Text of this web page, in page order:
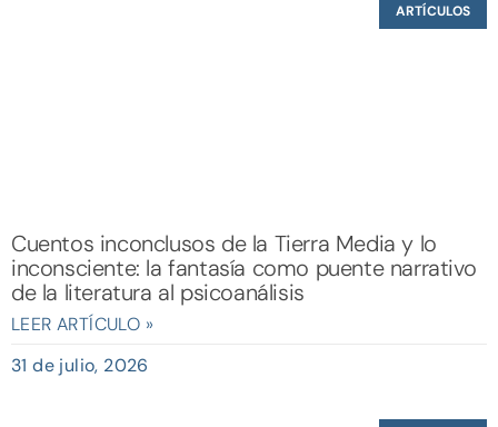
ARTÍCULOS
Cuentos inconclusos de la Tierra Media y lo
inconsciente: la fantasía como puente narrativo
de la literatura al psicoanálisis
LEER ARTÍCULO »
31 de julio, 2026